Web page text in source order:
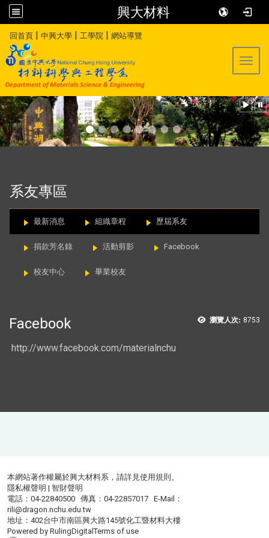
興大材料
回首頁 | 中興大學 | 工學院 | 網站導覽
系友專區
最新消息 組織章程 歷屆系友
捐款芳名錄 活動剪影 Facebook
校友中心 畢業校友
瀏覽人次: 8753
Facebook
http://www.facebook.com/materialnchu
本網站著作權屬於興大材料系，請詳見使用規則 。
隱私權聲明 |智財聲明
電話：04-22840500 傳真：04-22857017 E-Mail：
rili@dragon.nchu.edu.tw
地址：402台中市南區興大路145號化工暨材料大樓
Powered byRulingDigitalTerms of use